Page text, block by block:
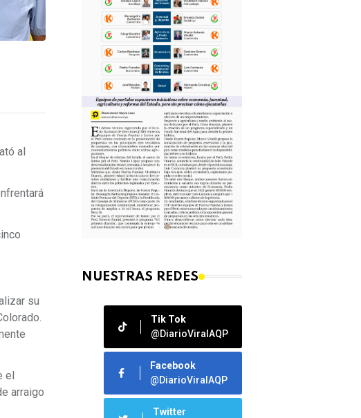
al
su
el
arraigo
NUESTRAS REDES
Tik Tok
@DiarioViralAQP
Facebook
@DiarioViralAQP
Twitter